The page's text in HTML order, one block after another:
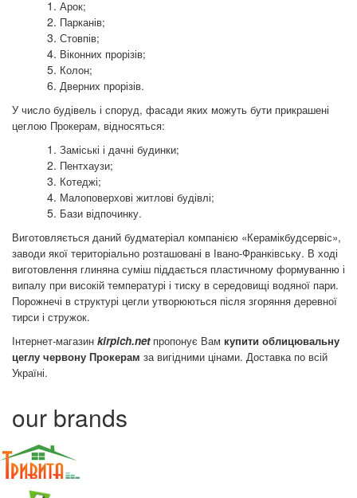
Арок;
Парканів;
Стовпів;
Віконних прорізів;
Колон;
Дверних прорізів.
У число будівель і споруд, фасади яких можуть бути прикрашені
цеглою Прокерам, відносяться:
Заміські і дачні будинки;
Пентхаузи;
Котеджі;
Малоповерхові житлові будівлі;
Бази відпочинку.
Виготовляється даний будматеріал компанією «Керамікбудсервіс»,
заводи якої територіально розташовані в Івано-Франківську. В ході
виготовлення глиняна суміш піддається пластичному формуванню і
випалу при високій температурі і тиску в середовищі водяної пари.
Порожнечі в структурі цегли утворюються після згоряння деревної
тирси і стружок.
Інтернет-магазин kirpich.netпропонує Вам купити облицювальну
цеглу червону Прокерам за вигідними цінами. Доставка по всій
Україні.
our brands